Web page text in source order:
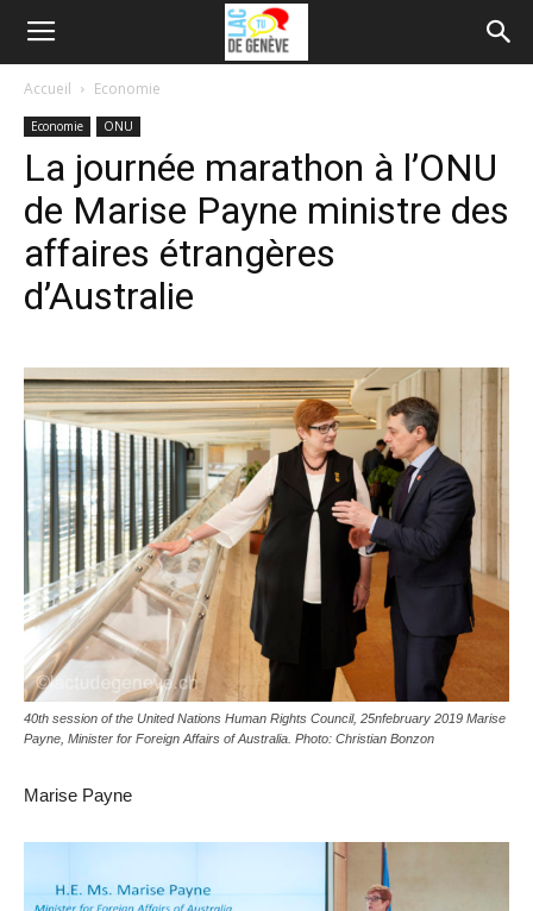
Accueil Economie
Economie ONU
La journée marathon à l’ONU
de Marise Payne ministre des
affaires étrangères
d’Australie
40th session of the United Nations Human Rights Council, 25nfebruary 2019 Marise
Payne, Minister for Foreign Affairs of Australia. Photo: Christian Bonzon
Marise Payne